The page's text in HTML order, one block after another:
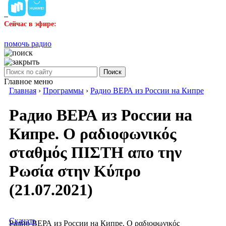
Сейчас в эфире:
помочь радио
Поиск
Главное меню
Главная › Программы › Радио ВЕРА из России на Кипре
Радио ВЕРА из России на
Кипре. Ο ραδιοφωνικός
σταθμός ΠΙΣΤΗ απο την
Ρωσία στην Κύπρο
(21.07.2021)
Радио ВЕРА из России на Кипре. Ο ραδιοφωνικός
Скачать